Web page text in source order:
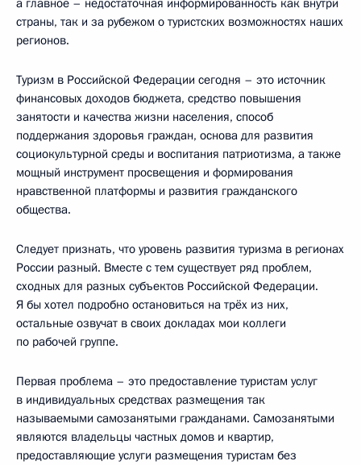
а главное – недостаточная информированность как внутри
страны, так и за рубежом о туристских возможностях наших
регионов.
Туризм в Российской Федерации сегодня – это источник
финансовых доходов бюджета, средство повышения
занятости и качества жизни населения, способ
поддержания здоровья граждан, основа для развития
социокультурной среды и воспитания патриотизма, а также
мощный инструмент просвещения и формирования
нравственной платформы и развития гражданского
общества.
Следует признать, что уровень развития туризма в регионах
России разный. Вместе с тем существует ряд проблем,
сходных для разных субъектов Российской Федерации.
Я бы хотел подробно остановиться на трёх из них,
остальные озвучат в своих докладах мои коллеги
по рабочей группе.
Первая проблема – это предоставление туристам услуг
в индивидуальных средствах размещения так
называемыми самозанятыми гражданами. Самозанятыми
являются владельцы частных домов и квартир,
предоставляющие услуги размещения туристам без